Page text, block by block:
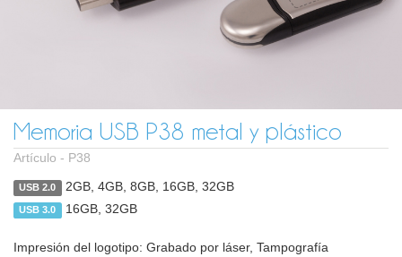
Memoria USB P38 metal y plástico
Artículo - P38
USB 2.0 2GB, 4GB, 8GB, 16GB, 32GB
USB 3.0 16GB, 32GB
Impresión del logotipo: Grabado por láser, Tampografía